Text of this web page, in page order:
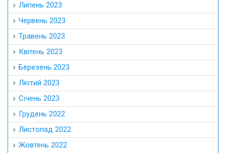
Липень 2023
Червень 2023
Травень 2023
Квітень 2023
Березень 2023
Лютий 2023
Січень 2023
Грудень 2022
Листопад 2022
Жовтень 2022